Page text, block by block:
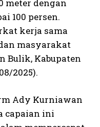
meter dengan
100 persen.
kerja sama
masyarakat
Bulik, Kabupaten
2025).
Ady Kurniawan
capaian ini